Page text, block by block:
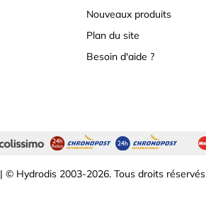
Nouveaux produits
Plan du site
Besoin d'aide ?
| © Hydrodis 2003-2026. Tous droits réservés